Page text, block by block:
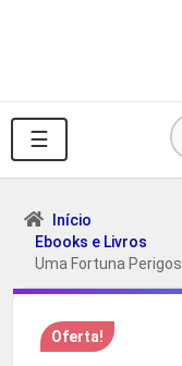
☰
Início
Ebooks e Livros
Uma Fortuna
Oferta!